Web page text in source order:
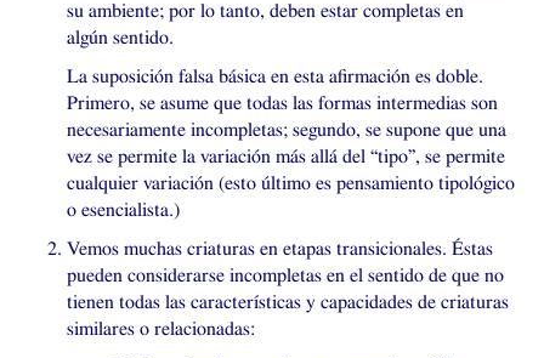
su ambiente; por lo tanto, deben estar completas en
algún sentido.
La suposición falsa básica en esta afirmación es doble.
Primero, se asume que todas las formas intermedias son
necesariamente incompletas; segundo, se supone que una
vez se permite la variación más allá del “tipo”, se permite
cualquier variación (esto último es pensamiento tipológico
o esencialista.)
Vemos muchas criaturas en etapas transicionales. Éstas
pueden considerarse incompletas en el sentido de que no
tienen todas las características y capacidades de criaturas
similares o relacionadas: